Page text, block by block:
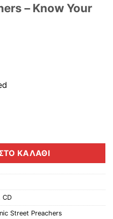
‎– Know Your
ΚΑΛΆΘΙ
CD
Street Preachers